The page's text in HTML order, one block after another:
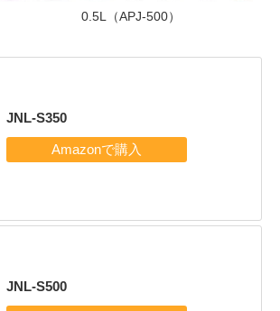
0.5L（APJ-500）
JNL-S350
JNL-S500